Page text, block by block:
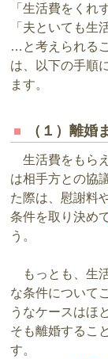
「生活費をくれ
「夫といても生
…と考えられる
は、以下の手順
ます。
（１）離婚
生活費をもら
は相手方との協
た際は、慰謝料
条件を取り決め
う。
もっとも、生
な条件について
うなケースはほ
そも離婚するこ
す。